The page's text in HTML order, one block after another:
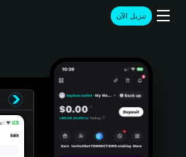
تنزيل الآن